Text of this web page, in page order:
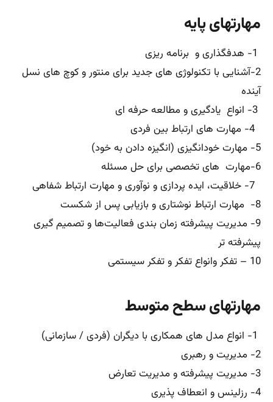
مهارتهای پایه
2-آشنایی با تکنولوژی های جدید برای منتور و کوچ های نسل
آینده
5- مهارت خودانگیزی (انگیزه دادن به خود)
6-مهارت های تخصصی برای حل مسئله
8- مهارت ارتباط نوشتاری و بازیابی پس از شکست
9- مدیریت پیشرفته زمان بندی فعالیت‌ها و تصمیم گیری
پیشرفته تر
10 – تفکر وانواع تفکر و تفکر سیستمی
مهارتهای سطح متوسط
2- مدیریت و رهبری
3- مدیریت پیشرفته و مدیریت تعارض
4- رزلینس و انعطاف پذیری